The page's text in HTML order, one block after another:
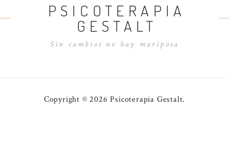
PSICOTERAPIA
GESTALT
Sin cambios no hay mariposa
Copyright © 2026 Psicoterapia Gestalt.